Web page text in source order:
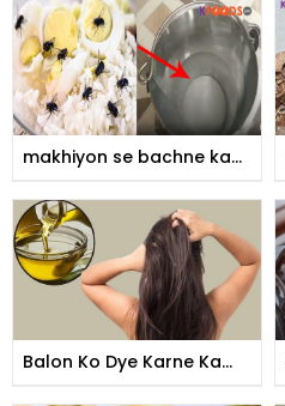
makhiyon se bachne ka
Balon Ko Dye Karne Ka